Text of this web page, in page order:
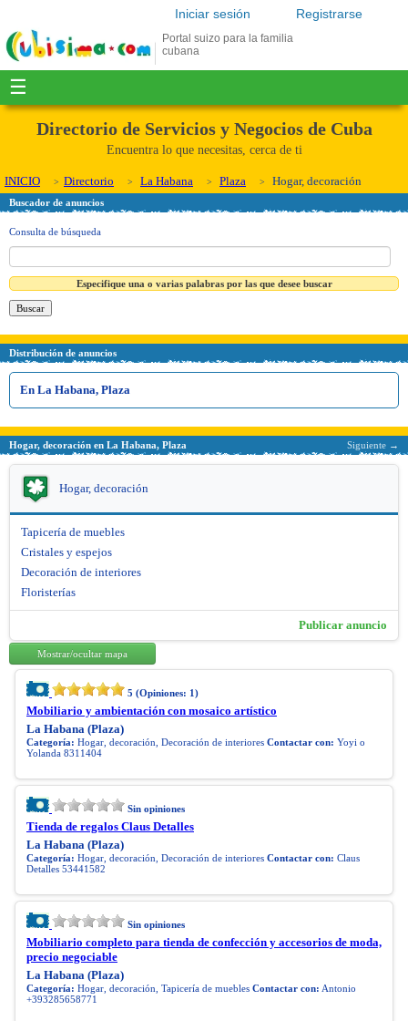
Registrarse
Iniciar sesión
Portal suizo para la familia
cubana
☰
Directorio de Servicios y Negocios de Cuba
Encuentra lo que necesitas, cerca de ti
INICIO Directorio La Habana Plaza Hogar, decoración
Buscador de anuncios
Consulta de búsqueda
Especifique una o varias palabras por las que desee buscar
Distribución de anuncios
En La Habana, Plaza
Hogar, decoración en La Habana, Plaza Siguiente →
Hogar, decoración
Tapicería de muebles
Cristales y espejos
Decoración de interiores
Floristerías
Publicar anuncio
Mostrar/ocultar mapa
5 (Opiniones: 1)
Mobiliario y ambientación con mosaico artístico
La Habana (Plaza)
Categoría: Hogar, decoración, Decoración de interiores Contactar con: Yoyi o
Yolanda 8311404
Sin opiniones
Tienda de regalos Claus Detalles
La Habana (Plaza)
Categoría: Hogar, decoración, Decoración de interiores Contactar con: Claus
Detalles 53441582
Sin opiniones
Mobiliario completo para tienda de confección y accesorios de moda,
precio negociable
La Habana (Plaza)
Categoría: Hogar, decoración, Tapicería de muebles Contactar con: Antonio
+393285658771